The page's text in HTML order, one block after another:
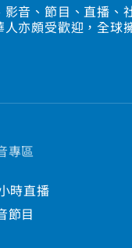
影音、節目、直播、
人亦頗受歡迎，全球
專區
時直播
節目